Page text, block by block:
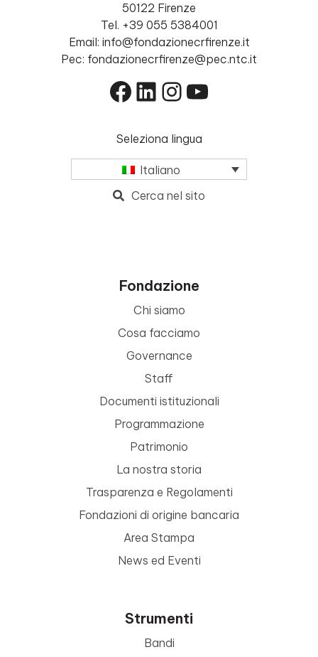
50122 Firenze
Tel. +39 055 5384001
Email: info@fondazionecrfirenze.it
Pec: fondazionecrfirenze@pec.ntc.it
Facebook
LinkedIn
Instagram
YouTube
Seleziona lingua
Italiano
Cerca nel sito
Fondazione
Chi siamo
Cosa facciamo
Governance
Staff
Documenti istituzionali
Programmazione
Patrimonio
La nostra storia
Trasparenza e Regolamenti
Fondazioni di origine bancaria
Area Stampa
News ed Eventi
Strumenti
Bandi